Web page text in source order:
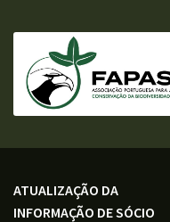
ATUALIZAÇÃO DA
INFORMAÇÃO DE SÓCIO